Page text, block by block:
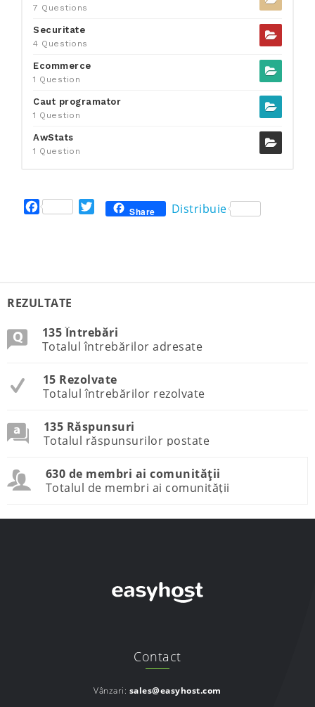
7 Questions
Securitate
4 Questions
Ecommerce
1 Question
Caut programator
1 Question
AwStats
1 Question
F
o
Share Distribuie
REZULTATE
135 Întrebări
Totalul întrebărilor adresate
15 Rezolvate
Totalul întrebărilor rezolvate
135 Răspunsuri
Totalul răspunsurilor postate
630 de membri ai comunității
Totalul de membri ai comunității
Contact
Vânzari: sales@easyhost.com